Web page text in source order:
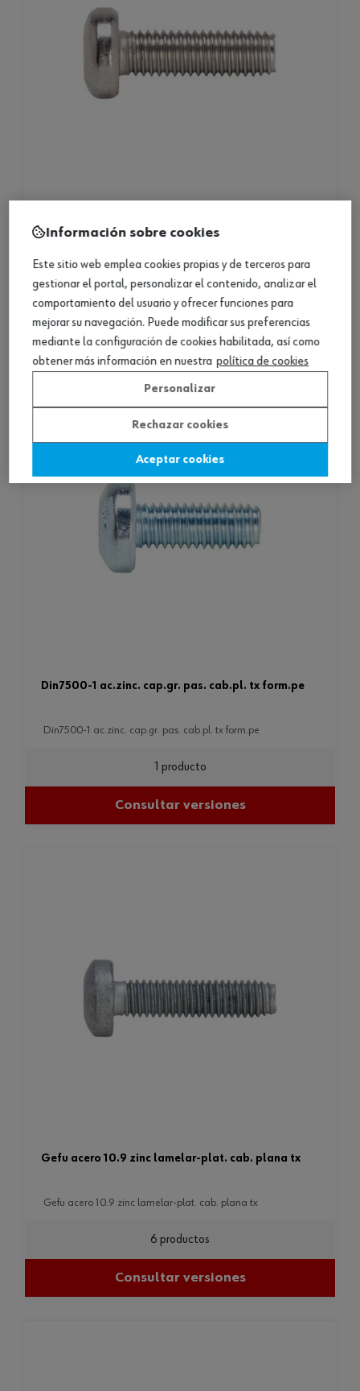
gefu acero inoxidable a2 sin recub. cbz. plana tx
28 productos
Consultar versiones
din7500-1 ac.zinc. cap.gr. pas. cab.pl. tx form.pe
din7500-1 ac.zinc. cap.gr. pas. cab.pl. tx form.pe
1 producto
Consultar versiones
gefu acero 10.9 zinc lamelar-plat. cab. plana tx
gefu acero 10.9 zinc lamelar-plat. cab. plana tx
6 productos
Consultar versiones
Información sobre cookies
Este sitio web emplea cookies propias y de terceros para
gestionar el portal, personalizar el contenido, analizar el
comportamiento del usuario y ofrecer funciones para
mejorar su navegación. Puede modificar sus preferencias
mediante la configuración de cookies habilitada, así como
obtener más información en nuestra política de cookies
Personalizar
Rechazar cookies
Aceptar cookies